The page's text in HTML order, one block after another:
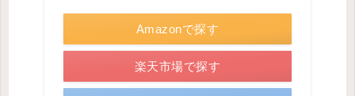
Amazonで探す
楽天市場で探す